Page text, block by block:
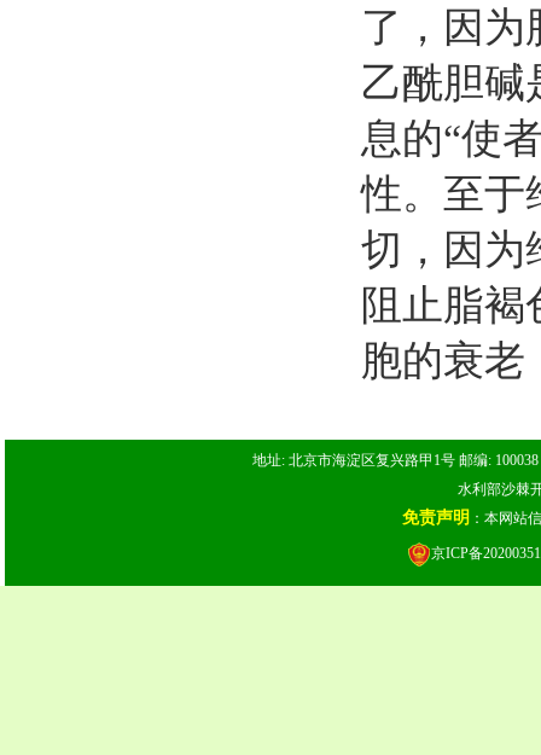
了，因为
乙酰胆碱
息的“使
性。至于
切，因为
阻止脂褐
胞的衰老
地址: 北京市海淀区复兴路甲1号 邮编:
水利部沙棘
免责声明 ：本网站
京ICP备